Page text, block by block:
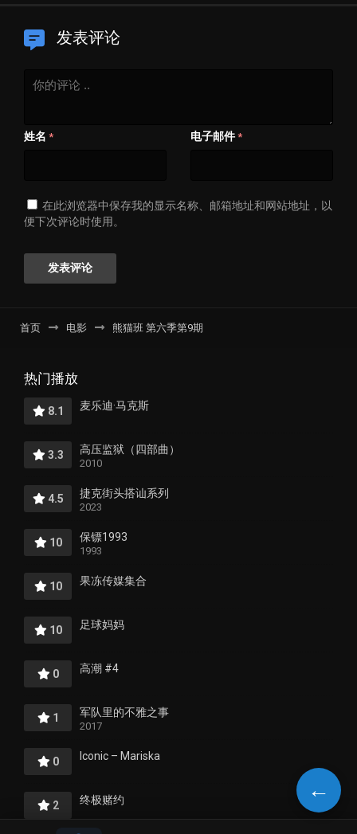
发表评论
姓名 * 电子邮件 *
在此浏览器中保存我的显示名称、邮箱地址和网站地址，以
便下次评论时使用。
首页 电影 熊猫班 第六季第9期
热门播放
8.1 麦乐迪·马克斯
3.3 高压监狱（四部曲）
2010
4.5 捷克街头搭讪系列
2023
10 保镖1993
1993
10 果冻传媒集合
10 足球妈妈
0 高潮 #4
1 军队里的不雅之事
2017
0 Iconic – Mariska
2 终极赌约 ←